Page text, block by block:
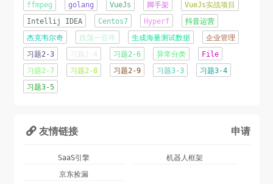
ffmpeg
golang VueJs 脚手架
VueJs实战项目
Intellij IDEA
Centos7 Hyperf
抖音运营
杰克韦尔奇
跌荡一百年 生成海量测试数据
企业管理
习题2-3
习题2-4 习题2-6 异常分类
File
习题2-7
习题2-8 习题2-9 习题3-3
习题3-4
习题3-5
 友情链接 申请
SaaS引擎
机器人框架
京东捡漏